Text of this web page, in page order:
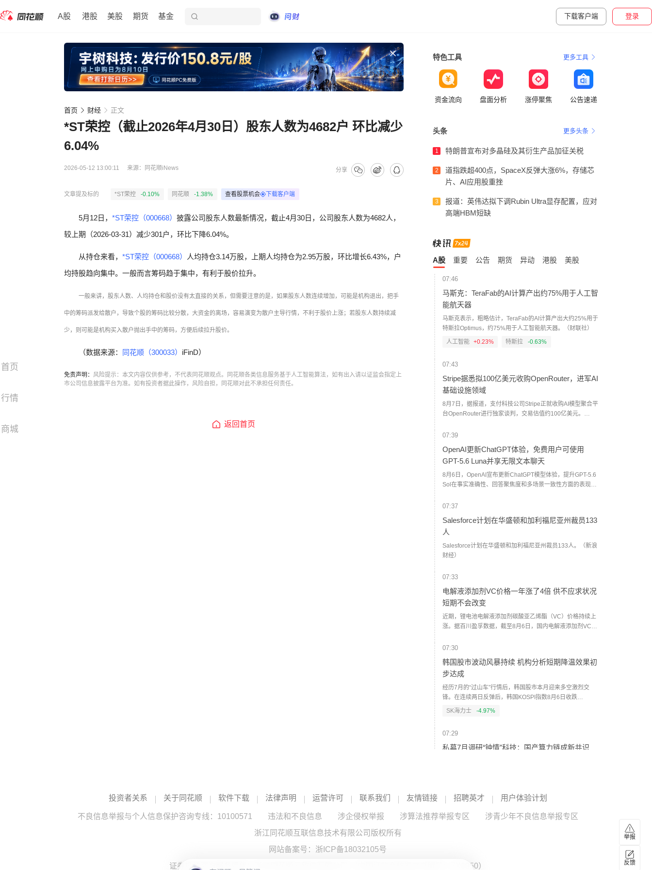
A股 港股 美股 期货 基金 下载客户端 登录
首页
行情
商城
首页 财经 正文
*ST荣控（截止2026年4月30日）股东人数为4682户 环比减少
6.04%
2026-05-12 13:00:11 来源： 同花顺iNews 分享
文章提及标的 *ST荣控 -0.10% 同花顺 -1.38% 查看股票机会 下载客户端
5月12日， *ST荣控（000668） 披露公司股东人数最新情况，截止4月30日，公司股东人数为4682人，
较上期（2026-03-31）减少301户，环比下降6.04%。
从持仓来看， *ST荣控（000668）
人均持仓3.14万股，上期人均持仓为2.95万股，环比增长6.43%，户
均持股趋向集中。一般而言筹码趋于集中，有利于股价拉升。
一般来讲，股东人数、人均持仓和股价没有太直接的关系，但需要注意的是，如果股东人数连续增加，可能是机构退出，把手
中的筹码派发给散户，导致个股的筹码比较分散，大资金的离场，容易演变为散户主导行情，不利于股价上涨；若股东人数持续减
少，则可能是机构买入散户抛出手中的筹码，方便后续拉升股价。
（数据来源： 同花顺（300033） iFinD）
免责声明： 风险提示：本文内容仅供参考，不代表同花顺观点。同花顺各类信息服务基于人工智能算法，如有出入请以证监会指定上
市公司信息披露平台为准。如有投资者据此操作，风险自担，同花顺对此不承担任何责任。
返回首页
特色工具 更多工具
资金流向 盘面分析 涨停聚焦 公告速递
头条 更多头条
1 特朗普宣布对多晶硅及其衍生产品加征关税
2
道指跌超400点，SpaceX反弹大涨6%，存储芯
片、AI应用股重挫
3
报道：英伟达拟下调Rubin Ultra显存配置，应对
高端HBM短缺
A股 重要 公告 期货 异动 港股 美股
07:46
马斯克：TeraFab的AI计算产出约75%用于人工智
能航天器
马斯克表示，粗略估计，TeraFab的AI计算产出大约25%用于
特斯拉Optimus，约75%用于人工智能航天器。（财联社）
人工智能 +0.23% 特斯拉 -0.63%
07:43
Stripe据悉拟100亿美元收购OpenRouter，进军AI
基础设施领域
8月7日，据报道，支付科技公司Stripe正就收购AI模型聚合平
台OpenRouter进行独家谈判，交易估值约100亿美元。
前Stripe已进入独家磋商阶段。（界面新闻）
07:39
OpenAI更新ChatGPT体验，免费用户可使用
GPT-5.6 Luna并享无限文本聊天
8月6日，OpenAI宣布更新ChatGPT模型体验，提升GPT-5.6
Sol在事实准确性、回答聚焦度和多场景一致性方面的表现，
示，Plus和Pro用户将获得更新后的GPT-5.6 Sol，该模型能
内容。对于免费用户，OpenAI将默认模型更新为GPT-5.6
Luna，并扩大访问范围，提供无限文本聊天功能。针对需要
更深入推理的问题，免费用户可通过新增“Think”按钮调用更
高推理能力。（界面新闻）
07:37
Salesforce计划在华盛顿和加利福尼亚州裁员133
人
Salesforce计划在华盛顿和加利福尼亚州裁员133人。（新浪
财经）
07:33
电解液添加剂VC价格一年涨了4倍 供不应求状况
短期不会改变
近期，锂电池电解液添加剂碳酸亚乙烯酯（VC）价格持续上
涨。据百川盈孚数据，截至8月6日，国内电解液添加剂VC均
位业内人士表示，VC供不应求的情况短期不会改变。目前国
效产能仅约11万吨/年。去年行业企业开工率整体偏低，叠加
头部企业集中开展设备检修，行业库存快速下行。（人民财
讯）
07:30
韩国股市波动风暴持续 机构分析短期降温效果初
步达成
经历7月的“过山车”行情后，韩国股市本月迎来多空激烈交
锋。在连续两日反弹后，韩国KOSPI指数8月6日收跌
4.58%，报6296.38点，SK海力士股价重挫10%。盘中韩国
结构或已基本出清，短期降温效果初步达成，外资也开始阶
段性回流。不过，散户单日爆仓率仍处于高位、波动率指数
SK海力士 -4.97%
07:29
私募7月调研“钟情”科技：国产算力链成新共识
趋势、自主可控及长期成长空间等逻辑，有望成为下一阶段
07:28
同比增长104%
只可转债离场，市场存续规模较年初减少560亿元。业内人士
投资者关系 关于同花顺 软件下载 法律声明 运营许可 联系我们 友情链接 招聘英才 用户体验计划
不良信息举报与个人信息保护咨询专线：10100571 违法和不良信息 涉企侵权举报 涉算法推荐举报专区
涉青少年不良信息举报专区
浙江同花顺互联信息技术有限公司版权所有
网站备案号： 浙ICP备18032105号
证券投资咨询服务提供：浙江同花顺云软件有限公司 （中国证监会核发证书编号：ZX0050）
举报
反馈